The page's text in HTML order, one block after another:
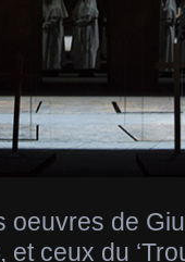
oeuvres de
ceux du